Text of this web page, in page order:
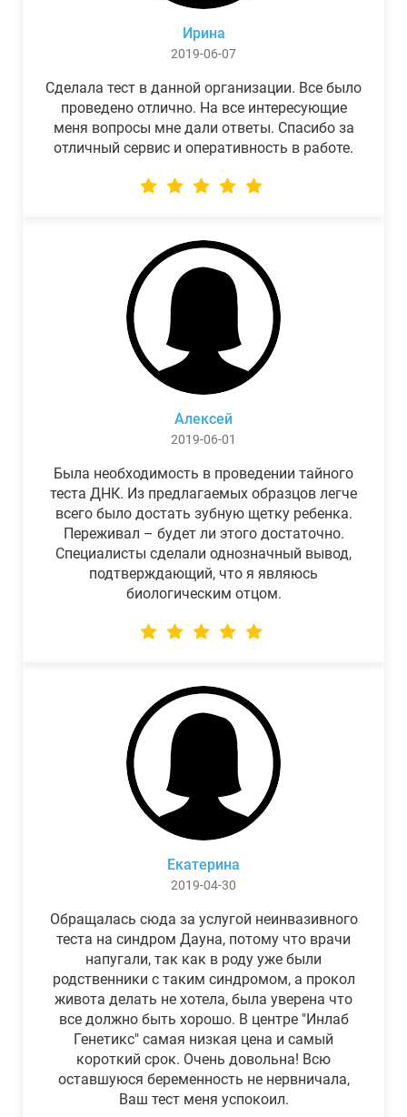
Ирина
2019-06-07
Сделала тест в данной организации. Все было
проведено отлично. На все интересующие
меня вопросы мне дали ответы. Спасибо за
отличный сервис и оперативность в работе.
Алексей
2019-06-01
Была необходимость в проведении тайного
теста ДНК. Из предлагаемых образцов легче
всего было достать зубную щетку ребенка.
Переживал – будет ли этого достаточно.
Специалисты сделали однозначный вывод,
подтверждающий, что я являюсь
биологическим отцом.
Екатерина
2019-04-30
Обращалась сюда за услугой неинвазивного
теста на синдром Дауна, потому что врачи
напугали, так как в роду уже были
родственники с таким синдромом, а прокол
живота делать не хотела, была уверена что
все должно быть хорошо. В центре "Инлаб
Генетикс" самая низкая цена и самый
короткий срок. Очень довольна! Всю
оставшуюся беременность не нервничала,
Ваш тест меня успокоил.